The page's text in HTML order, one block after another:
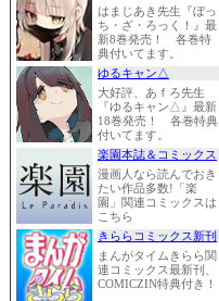
はまじあき先生『ぼっ
ち・ざ・ろっく！』最
新8巻発売！ 各巻特
典付いてます。
ゆるキャン△
大好評、あｆろ先生
『ゆるキャン△』最新
18巻発売！ 各巻特典
付いてます。
楽園本誌＆コミックス
漫画人なら読んでおき
たい作品多数!「楽
園」関連コミックスは
こちら
きららコミックス新刊
まんがタイムきらら関
連コミックス最新刊、
COMICZIN特典付き！